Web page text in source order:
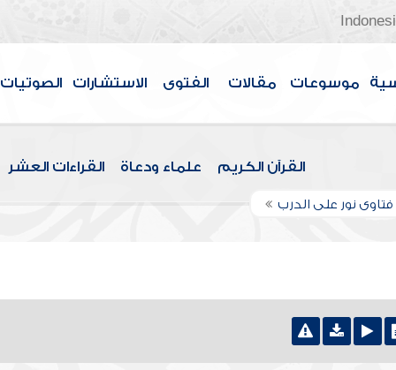
موسوعات مقالات الفتوى الاستشارات الصوتيات
القرآن الكريم علماء ودعاة القراءات العشر
نور على الدرب